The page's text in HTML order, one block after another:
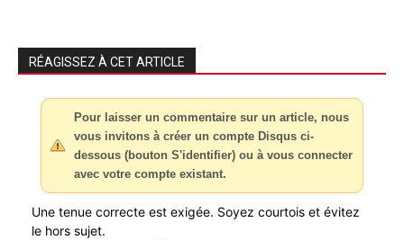
RÉAGISSEZ À CET ARTICLE
Pour laisser un commentaire sur un article, nous
vous invitons à créer un compte Disqus ci-
dessous (bouton S'identifier) ou à vous connecter
avec votre compte existant.
Une tenue correcte est exigée. Soyez courtois et évitez
le hors sujet.